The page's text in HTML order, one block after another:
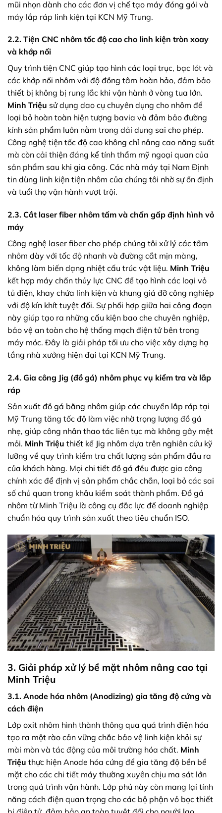
mũi nhọn dành cho các đơn vị chế tạo máy đóng gói và
máy lắp ráp linh kiện tại KCN Mỹ Trung.
2.2. Tiện CNC nhôm tốc độ cao cho linh kiện tròn xoay
và khớp nối
Quy trình tiện CNC giúp tạo hình các loại trục, bạc lót và
các khớp nối nhôm với độ đồng tâm hoàn hảo, đảm bảo
thiết bị không bị rung lắc khi vận hành ở vòng tua lớn.
Minh Triệu sử dụng dao cụ chuyên dụng cho nhôm để
loại bỏ hoàn toàn hiện tượng bavia và đảm bảo đường
kính sản phẩm luôn nằm trong dải dung sai cho phép.
Công nghệ tiện tốc độ cao không chỉ nâng cao năng suất
mà còn cải thiện đáng kể tính thẩm mỹ ngoại quan của
sản phẩm sau khi gia công. Các nhà máy tại Nam Định
tin dùng linh kiện tiện nhôm của chúng tôi nhờ sự ổn định
và tuổi thọ vận hành vượt trội.
2.3. Cắt laser fiber nhôm tấm và chấn gấp định hình vỏ
máy
Công nghệ laser fiber cho phép chúng tôi xử lý các tấm
nhôm dày với tốc độ nhanh và đường cắt mịn màng,
không làm biến dạng nhiệt cấu trúc vật liệu. Minh Triệu
kết hợp máy chấn thủy lực CNC để tạo hình các loại vỏ
tủ điện, khay chứa linh kiện và khung giá đỡ công nghiệp
với độ kín khít tuyệt đối. Sự phối hợp giữa hai công đoạn
này giúp tạo ra những cấu kiện bao che chuyên nghiệp,
bảo vệ an toàn cho hệ thống mạch điện tử bên trong
máy móc. Đây là giải pháp tối ưu cho việc xây dựng hạ
tầng nhà xưởng hiện đại tại KCN Mỹ Trung.
2.4. Gia công Jig (đồ gá) nhôm phục vụ kiểm tra và lắp
ráp
Sản xuất đồ gá bằng nhôm giúp các chuyền lắp ráp tại
Mỹ Trung tăng tốc độ làm việc nhờ trọng lượng đồ gá
nhẹ, giúp công nhân thao tác liên tục mà không gây mệt
mỏi. Minh Triệu thiết kế Jig nhôm dựa trên nghiên cứu kỹ
lưỡng về quy trình kiểm tra chất lượng sản phẩm đầu ra
của khách hàng. Mọi chi tiết đồ gá đều được gia công
chính xác để định vị sản phẩm chắc chắn, loại bỏ các sai
số chủ quan trong khâu kiểm soát thành phẩm. Đồ gá
nhôm từ Minh Triệu là công cụ đắc lực để doanh nghiệp
chuẩn hóa quy trình sản xuất theo tiêu chuẩn ISO.
3. Giải pháp xử lý bề mặt nhôm nâng cao tại
Minh Triệu
3.1. Anode hóa nhôm (Anodizing) gia tăng độ cứng và
cách điện
Lớp oxit nhôm hình thành thông qua quá trình điện hóa
tạo ra một rào cản vững chắc bảo vệ linh kiện khỏi sự
mài mòn và tác động của môi trường hóa chất. Minh
Triệu thực hiện Anode hóa cứng để gia tăng độ bền bề
mặt cho các chi tiết máy thường xuyên chịu ma sát lớn
trong quá trình vận hành. Lớp phủ này còn mang lại tính
năng cách điện quan trọng cho các bộ phận vỏ bọc thiết